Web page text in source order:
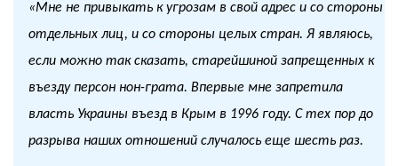
«Мне не привыкать к угрозам в свой адрес и со стороны
отдельных лиц, и со стороны целых стран. Я являюсь,
если можно так сказать, старейшиной запрещенных к
въезду персон нон-грата. Впервые мне запретила
власть Украины въезд в Крым в 1996 году. С тех пор до
разрыва наших отношений случалось еще шесть раз.